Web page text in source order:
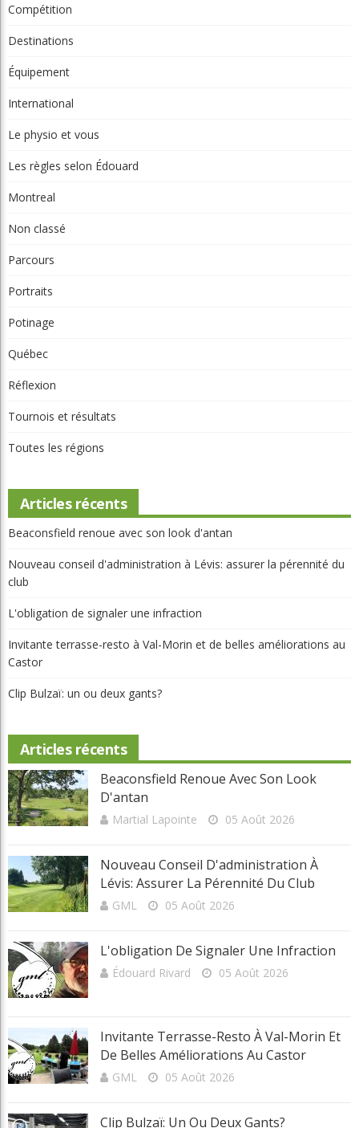
Chroniques Vie de club
Compétition
Destinations
Équipement
International
Le physio et vous
Les règles selon Édouard
Montreal
Non classé
Parcours
Portraits
Potinage
Québec
Réflexion
Tournois et résultats
Toutes les régions
Articles récents
Beaconsfield renoue avec son look d'antan
club
L'obligation de signaler une infraction
Castor
Clip Bulzaï: un ou deux gants?
Articles récents
Beaconsfield Renoue Avec Son Look
Martial Lapointe 05 Août 2026
Nouveau Conseil D'administration À
GML 05 Août 2026
Invitante Terrasse-Resto À Val-Morin Et
GML 05 Août 2026